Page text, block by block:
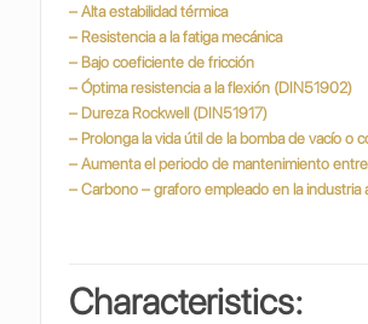
– Alta estabilidad térmica
– Resistencia a la fatiga mecánica
– Bajo coeficiente de fricción
– Óptima resistencia a la flexión (DIN51902)
– Dureza Rockwell (DIN51917)
– Prolonga la vida útil de la bomba de vacío o
– Aumenta el periodo de mantenimiento
– Carbono – graforo empleado en la industria
Characteristics: